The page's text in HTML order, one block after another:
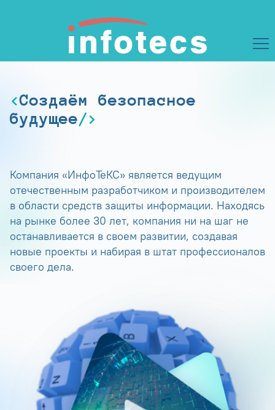
Создаём безопасное
будущее
Компания «ИнфоТеКС» является ведущим
отечественным разработчиком и производителем
в области средств защиты информации. Находясь
на рынке более 30 лет, компания ни на шаг не
останавливается в своем развитии, создавая
новые проекты и набирая в штат профессионалов
своего дела.